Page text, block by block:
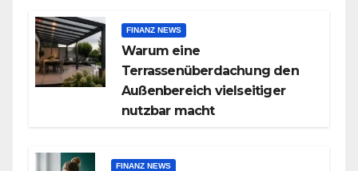
FINANZ NEWS
Warum eine
Terrassenüberdachung den
Außenbereich vielseitiger
nutzbar macht
FINANZ NEWS